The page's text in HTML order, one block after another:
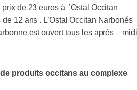
de 23 euros à l’Ostal Occitan
12 ans . L’Ostal Occitan Narbonés
est ouvert tous les après – midi
produits occitans au complexe